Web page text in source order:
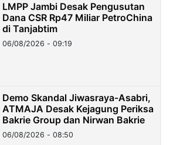
LMPP Jambi Desak Pengusutan
Dana CSR Rp47 Miliar PetroChina
di Tanjabtim
06/08/2026 - 09:19
Demo Skandal Jiwasraya-Asabri,
ATMAJA Desak Kejagung Periksa
Bakrie Group dan Nirwan Bakrie
06/08/2026 - 08:50